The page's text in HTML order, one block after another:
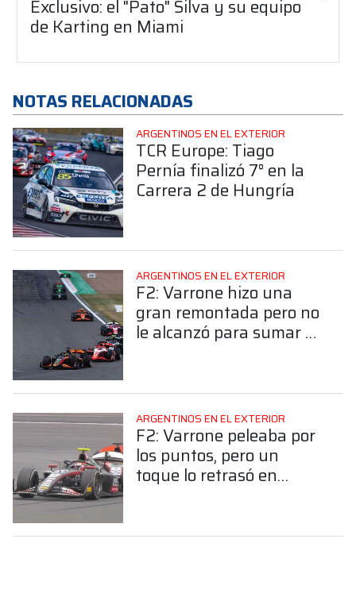
Exclusivo: el "Pato" Silva y su equipo
de Karting en Miami
NOTAS RELACIONADAS
ARGENTINOS EN EL EXTERIOR
TCR Europe: Tiago
Pernía finalizó 7° en la
Carrera 2 de Hungría
ARGENTINOS EN EL EXTERIOR
F2: Varrone hizo una
gran remontada pero no
le alcanzó para sumar en
ARGENTINOS EN EL EXTERIOR
F2: Varrone peleaba por
los puntos, pero un
toque lo retrasó en